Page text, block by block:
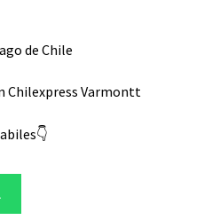
de Chile
Chilexpress Varmontt